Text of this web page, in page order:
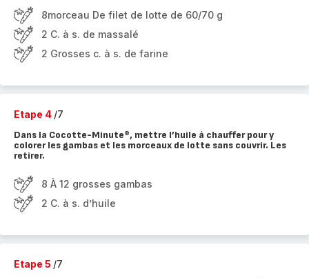
8morceau De filet de lotte de 60/70 g
2 C. à s. de massalé
2 Grosses c. à s. de farine
Etape 4 /7
Dans la Cocotte-Minute®, mettre l’huile à chauffer pour y
colorer les gambas et les morceaux de lotte sans couvrir. Les
retirer.
8 À 12 grosses gambas
2 C. à s. d’huile
Etape 5 /7